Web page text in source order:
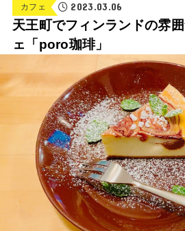
カフェ 2023.03.06
天王町でフィンランドの雰
ェ「poro珈琲」